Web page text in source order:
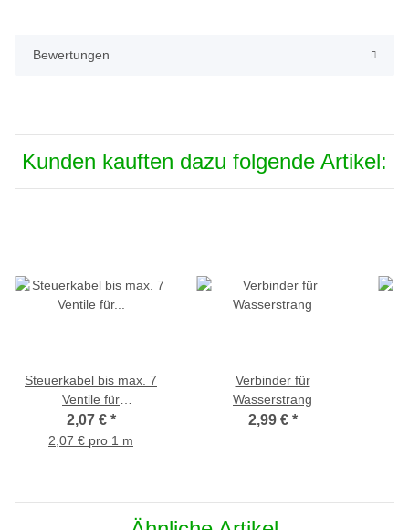
Bewertungen
Kunden kauften dazu folgende Artikel:
Steuerkabel bis max. 7
Ventile für
Gartenbewässerung, 8
(4x2) x 0,8 mm
2,07 € *
2,07 € pro 1 m
Verbinder für
Wasserstrang
2,99 € *